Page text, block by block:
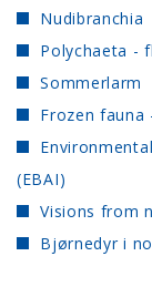
Nudibranchia
Polychaeta -
Sommerlarm
Frozen fauna
(EBAI)
Visions from
Bjørnedyr i